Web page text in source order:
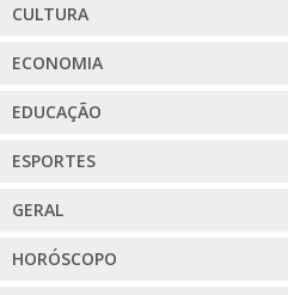
CULTURA
ECONOMIA
EDUCAÇÃO
ESPORTES
GERAL
HORÓSCOPO